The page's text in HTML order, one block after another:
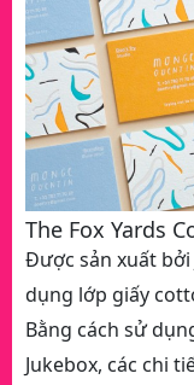
The Fox Yards
Được sản xuất bởi
dụng lớp giấy
Bằng cách sử
Jukebox, các chi